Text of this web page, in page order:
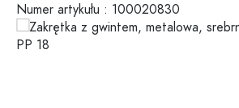
Numer artykułu : 100020830